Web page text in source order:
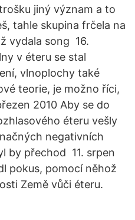
jiný význam a to
tahle skupina frčela na
vydala song 16.
v éteru se stal
vlnoplochy také
teorie, je možno říci,
2010 Aby se do
éteru vešly
negativních
by přechod 11. srpen
pokus, pomocí něhož
Země vůči éteru.